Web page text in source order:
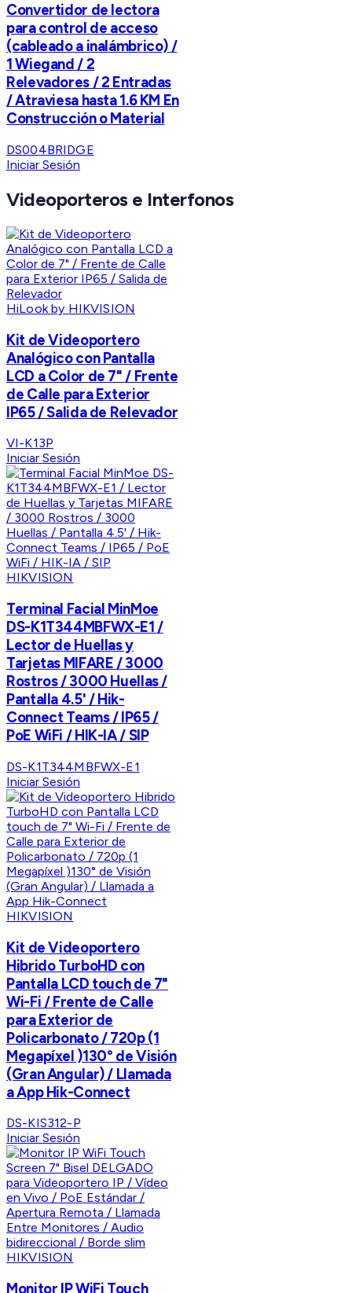
Convertidor de lectora
para control de acceso
(cableado a inalámbrico) /
1 Wiegand / 2
Relevadores / 2 Entradas
/ Atraviesa hasta 1.6 KM En
Construcción o Material
DS004BRIDGE
Iniciar Sesión
Videoporteros e Interfonos
HiLook by HIKVISION
Kit de Videoportero
Analógico con Pantalla
LCD a Color de 7" / Frente
de Calle para Exterior
IP65 / Salida de Relevador
VI-K13P
Iniciar Sesión
HIKVISION
Terminal Facial MinMoe
DS-K1T344MBFWX-E1 /
Lector de Huellas y
Tarjetas MIFARE / 3000
Rostros / 3000 Huellas /
Pantalla 4.5' / Hik-
Connect Teams / IP65 /
PoE WiFi / HIK-IA / SIP
DS-K1T344MBFWX-E1
Iniciar Sesión
HIKVISION
Kit de Videoportero
Hibrido TurboHD con
Pantalla LCD touch de 7"
Wi-Fi / Frente de Calle
para Exterior de
Policarbonato / 720p (1
Megapíxel )130° de Visión
(Gran Angular) / Llamada
a App Hik-Connect
DS-KIS312-P
Iniciar Sesión
HIKVISION
Monitor IP WiFi Touch